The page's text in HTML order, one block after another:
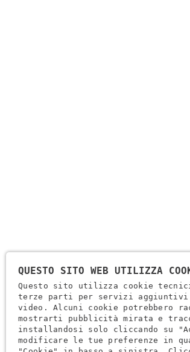
Ragione Sociale: Brugi S.p.A. Creazioni
Partita IVA IT0088069 023 5
Codice Fiscale E Iscrizione Reg. Impr.
QUESTO SITO WEB UTILIZZA
Questo sito utilizza cookie
terze parti per servizi aggiuntivi
video. Alcuni cookie potrebbero
mostrarti pubblicità mirata e
installandosi solo cliccando su
modificare le tue preferenze in